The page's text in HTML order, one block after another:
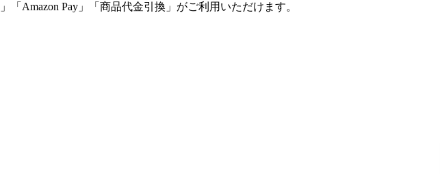
」「 Amazon Pay 」「 商品代金引換 」がご利用いただけます。